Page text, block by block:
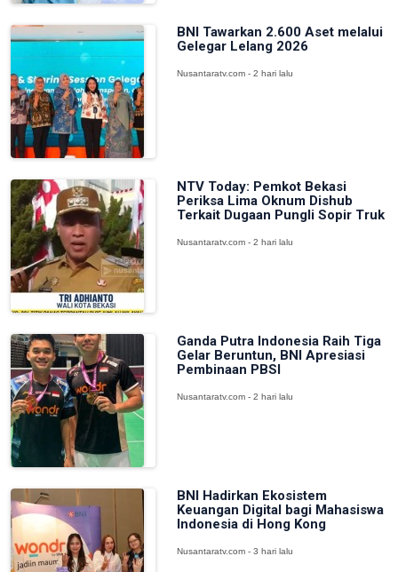
BNI Tawarkan 2.600 Aset melalui
Gelegar Lelang 2026
Nusantaratv.com - 2 hari lalu
NTV Today: Pemkot Bekasi
Periksa Lima Oknum Dishub
Terkait Dugaan Pungli Sopir Truk
Nusantaratv.com - 2 hari lalu
Ganda Putra Indonesia Raih Tiga
Gelar Beruntun, BNI Apresiasi
Pembinaan PBSI
Nusantaratv.com - 2 hari lalu
BNI Hadirkan Ekosistem
Keuangan Digital bagi Mahasiswa
Indonesia di Hong Kong
Nusantaratv.com - 3 hari lalu